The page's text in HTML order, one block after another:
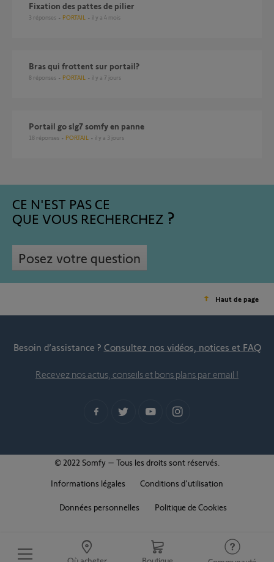
Fixation des pattes de pilier
3 réponses PORTAIL il y a 4 mois
Bras qui frottent sur portail?
8 réponses PORTAIL il y a 7 jours
Portail go slg7 somfy en panne
18 réponses PORTAIL il y a 3 jours
CE N'EST PAS CE
QUE VOUS RECHERCHEZ
Posez votre question
Haut de page
Besoin d’assistance ? Consultez nos vidéos, notices et FAQ
Recevez nos actus, conseils et bons plans par email !
© 2022 Somfy – Tous les droits sont réservés.
Informations légales
Conditions d'utilisation
Données personnelles Politique de Cookies